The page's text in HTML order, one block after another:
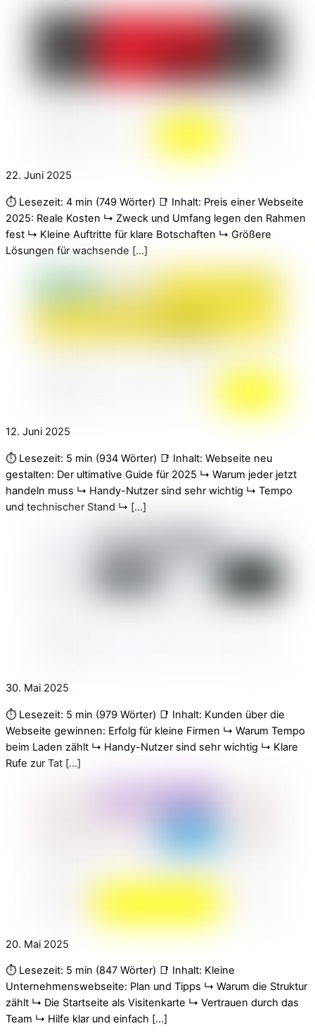
22. Juni 2025
⏱️ Lesezeit: 4 min (749 Wörter) 📑 Inhalt: Preis einer Webseite
2025: Reale Kosten ↳ Zweck und Umfang legen den Rahmen
fest ↳ Kleine Auftritte für klare Botschaften ↳ Größere
Lösungen für wachsende […]
12. Juni 2025
⏱️ Lesezeit: 5 min (934 Wörter) 📑 Inhalt: Webseite neu
gestalten: Der ultimative Guide für 2025 ↳ Warum jeder jetzt
handeln muss ↳ Handy-Nutzer sind sehr wichtig ↳ Tempo
und technischer Stand ↳ […]
30. Mai 2025
⏱️ Lesezeit: 5 min (979 Wörter) 📑 Inhalt: Kunden über die
Webseite gewinnen: Erfolg für kleine Firmen ↳ Warum Tempo
beim Laden zählt ↳ Handy-Nutzer sind sehr wichtig ↳ Klare
Rufe zur Tat […]
20. Mai 2025
⏱️ Lesezeit: 5 min (847 Wörter) 📑 Inhalt: Kleine
Unternehmenswebseite: Plan und Tipps ↳ Warum die Struktur
zählt ↳ Die Startseite als Visitenkarte ↳ Vertrauen durch das
Team ↳ Hilfe klar und einfach […]